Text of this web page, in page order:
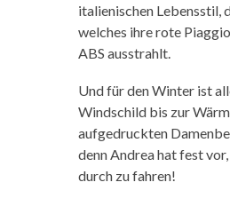
italienischen Lebensstil,
welches ihre rote
ABS ausstrahlt.
Und für den Winter ist
Windschild bis zur
aufgedruckten
denn Andrea hat fest
durch zu fahren!